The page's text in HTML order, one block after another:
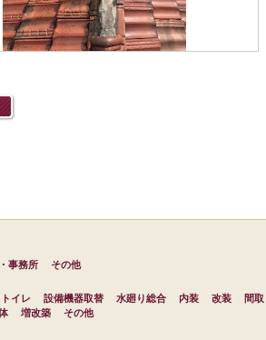
事務所
その他
トイレ 設備機器取替 水廻り総合 内装 改装
間
増改築
その他